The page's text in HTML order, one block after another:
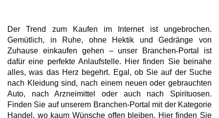
Der Trend zum Kaufen im Internet ist ungebrochen.
Gemütlich, in Ruhe, ohne Hektik und Gedränge von
Zuhause einkaufen gehen – unser Branchen-Portal ist
dafür eine perfekte Anlaufstelle. Hier finden Sie beinahe
alles, was das Herz begehrt. Egal, ob Sie auf der Suche
nach Kleidung sind, nach einem neuen oder gebrauchten
Auto, nach Arzneimittel oder auch nach Spirituosen.
Finden Sie auf unserem Branchen-Portal mit der Kategorie
Handel, wo kaum Wünsche offen bleiben. Hier finden Sie